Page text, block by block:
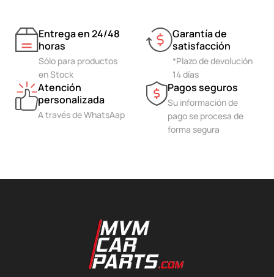
Entrega en 24/48
horas
Sólo para productos
en Stock
Garantía de
satisfacción
*Plazo de devolución
14 días
Atención
personalizada
A través de WhatsAap
Pagos seguros
Su información de
pago se procesa de
forma segura